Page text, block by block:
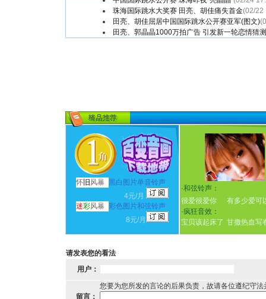
珠海国际跳水大奖赛 田亮、胡佳痛失首金(02/22
田亮、胡佳屈居中国国际跳水公开赛亚军(图文)
田亮、郭晶晶1000万拍广告 引发新一轮恋情猜测
怀 旧 风暴
黑白图片单音铃声
4元/月
迷彩风暴 彩色图片和弦铃声
8元/月
·和弦铃声：
很爱很爱你
有多少爱可
·疯狂音效：
宝贝该起床了 甘撒热血写
请发表您的看法
用户：
您要为您所发的言论的后果负责，故请各位遵纪守
留言：